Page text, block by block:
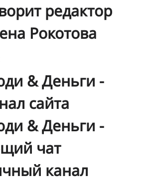
редактор
Рокотова
& Деньги -
сайта
& Деньги -
чат
канал